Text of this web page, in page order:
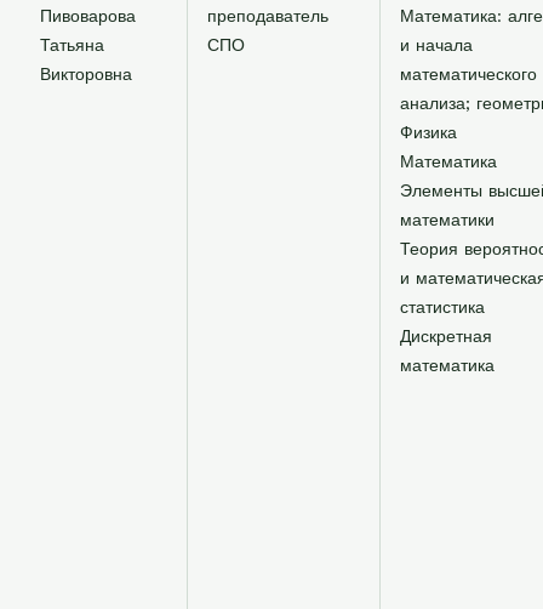
Пивоварова
Татьяна
Викторовна
преподаватель
СПО
Математика:
и начала
математического
анализа;
Физика
Математика
Элементы
математики
Теория
и
статистика
Дискретная
математика